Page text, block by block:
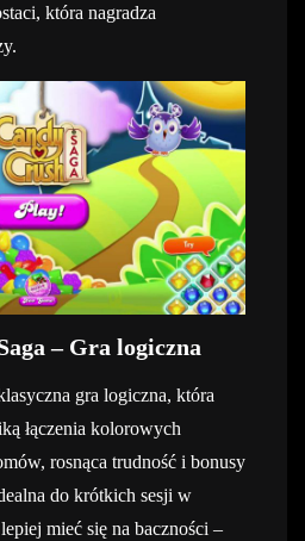
która nagradza
– Gra logiczna
gra logiczna, która
łączenia kolorowych
rosnąca trudność i bonusy
do krótkich sesji w
mieć się na baczności –